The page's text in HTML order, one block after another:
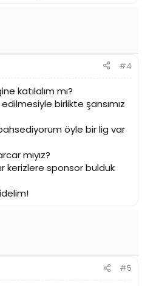
#4
katılalım mı?
birlikte şansımız
öyle bir lig var
mıyız?
kerizlere sponsor bulduk
#5